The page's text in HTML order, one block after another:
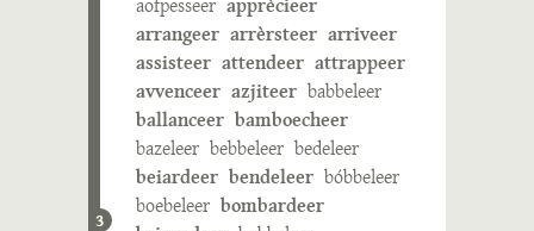
3
arrangeer arrèrsteer arriveer
assisteer attendeer attrappeer
avvenceer azjiteer babbeleer
ballanceer bamboecheer
bazeleer bebbeleer bedeleer
beiardeer bendeleer bóbbeleer
boebeleer bombardeer